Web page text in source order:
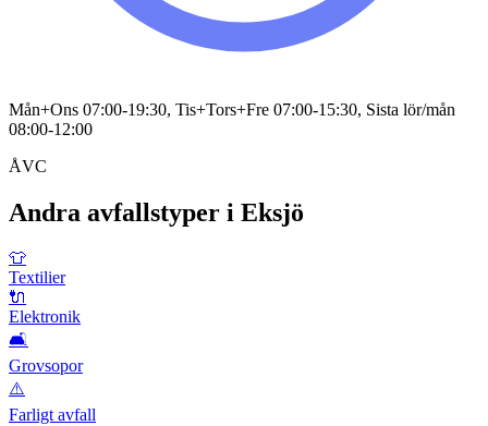
Mån+Ons 07:00-19:30, Tis+Tors+Fre 07:00-15:30, Sista lör/mån
08:00-12:00
ÅVC
Andra avfallstyper i Eksjö
👕
Textilier
🔌
Elektronik
🛋️
Grovsopor
⚠️
Farligt avfall